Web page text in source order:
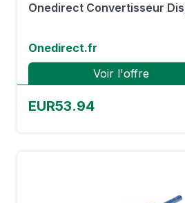
Onedirect Convertisseur
Onedirect.fr
Voir l'offre
EUR53.94